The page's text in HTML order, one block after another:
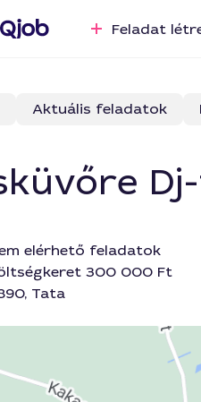
Feladat
Aktuális feladatok
elérhető feladatok
300 000 Ft
Tata